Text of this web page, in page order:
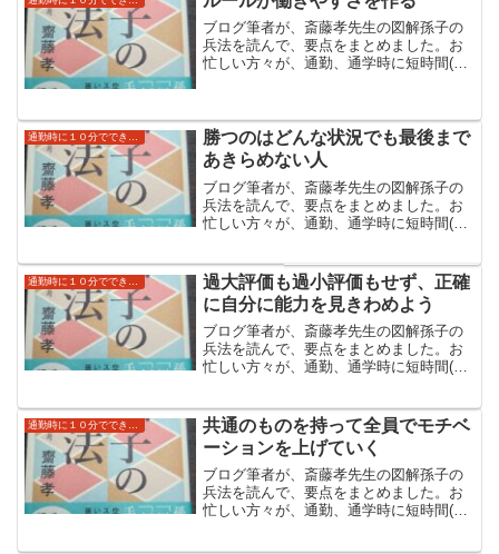
ブログ筆者が、斎藤孝先生の図解孫子の
兵法を読んで、要点をまとめました。お
忙しい方々が、通勤、通学時に短時間(ブ
本のほうはより具体例なども書いており
大変読みやすくなっています。
通勤時に１０分でできる読み流し自己啓発（孫子の兵法）
勝つのはどんな状況でも最後まで
あきらめない人
ブログ筆者が、斎藤孝先生の図解孫子の
兵法を読んで、要点をまとめました。お
忙しい方々が、通勤、通学時に短時間(ブ
本のほうはより具体例なども書いており
大変読みやすくなっています。
過大評価も過小評価もせず、正確
に自分に能力を見きわめよう
ブログ筆者が、斎藤孝先生の図解孫子の
兵法を読んで、要点をまとめました。お
忙しい方々が、通勤、通学時に短時間(ブ
本のほうはより具体例なども書いており
大変読みやすくなっています。
共通のものを持って全員でモチベ
ーションを上げていく
ブログ筆者が、斎藤孝先生の図解孫子の
兵法を読んで、要点をまとめました。お
忙しい方々が、通勤、通学時に短時間(ブ